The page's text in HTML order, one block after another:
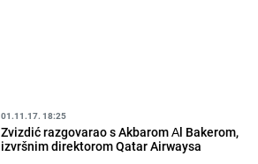
01.11.17. 18:25
Zvizdić razgovarao s Akbarom Аl Bakerom,
izvršnim direktorom Qatar Airwaysa